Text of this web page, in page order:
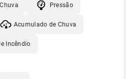
Chuva Pressão
Acumulado de Chuva
Incêndio